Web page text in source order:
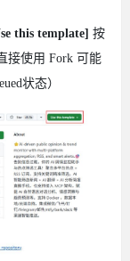
this template] 按
接使用 Fork 可能
状态）